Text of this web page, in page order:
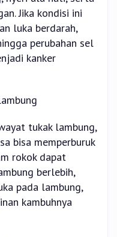
Jika kondisi ini
luka berdarah,
perubahan sel
kanker
tukak lambung,
bisa memperburuk
rokok dapat
berlebih,
pada lambung,
kambuhnya